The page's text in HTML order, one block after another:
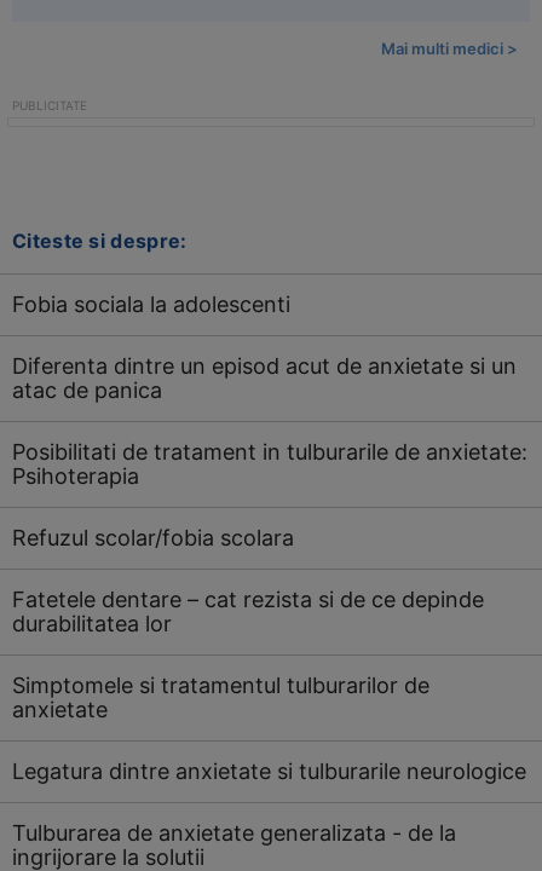
Mai multi medici >
Citeste si despre:
Fobia sociala la adolescenti
Diferenta dintre un episod acut de anxietate si un
atac de panica
Posibilitati de tratament in tulburarile de anxietate:
Psihoterapia
Refuzul scolar/fobia scolara
Fatetele dentare – cat rezista si de ce depinde
durabilitatea lor
Simptomele si tratamentul tulburarilor de
anxietate
Legatura dintre anxietate si tulburarile neurologice
Tulburarea de anxietate generalizata - de la
ingrijorare la solutii